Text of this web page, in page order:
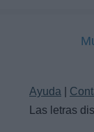
Ayuda
Las letras